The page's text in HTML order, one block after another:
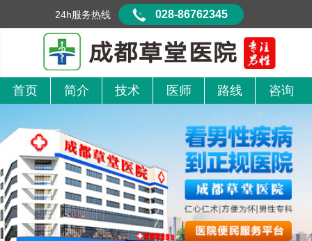
首页 简介 技术 医师 路线 咨询
24h服务热线 028-86762345